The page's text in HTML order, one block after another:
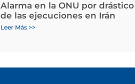
Alarma en la ONU por
de las ejecuciones en Irán
Leer Más >>